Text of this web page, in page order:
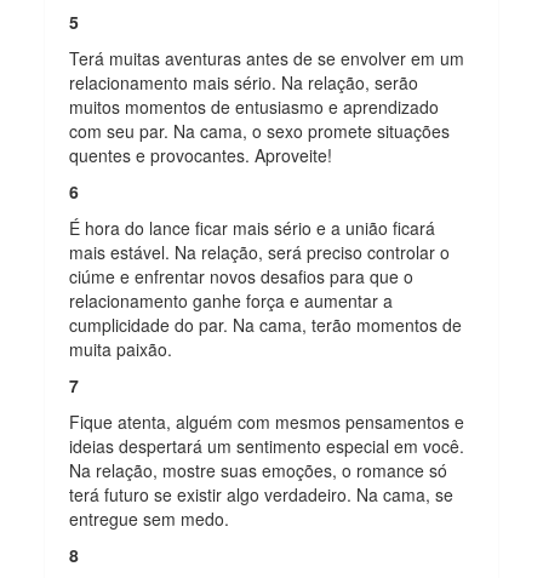
5
Terá muitas aventuras antes de se envolver em um
relacionamento mais sério. Na relação, serão
muitos momentos de entusiasmo e aprendizado
com seu par. Na cama, o sexo promete situações
quentes e provocantes. Aproveite!
6
É hora do lance ficar mais sério e a união ficará
mais estável. Na relação, será preciso controlar o
ciúme e enfrentar novos desafios para que o
relacionamento ganhe força e aumentar a
cumplicidade do par. Na cama, terão momentos de
muita paixão.
7
Fique atenta, alguém com mesmos pensamentos e
ideias despertará um sentimento especial em você.
Na relação, mostre suas emoções, o romance só
terá futuro se existir algo verdadeiro. Na cama, se
entregue sem medo.
8